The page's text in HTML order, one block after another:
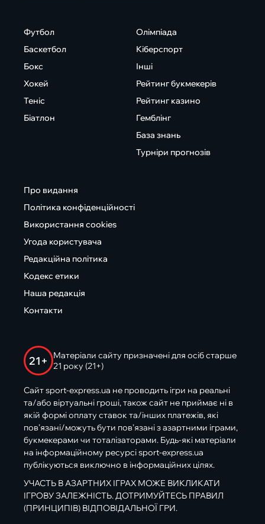
Футбол
Баскетбол
Бокс
Хокей
Теніс
Біатлон
Олімпіада
Кіберспорт
Інші
Рейтинг букмекерів
Рейтинг казино
Гемблінг
База знань
Турніри прогнозів
Про видання
Політика конфіденційності
Використання cookies
Угода користувача
Редакційна політика
Кодекс етики
Наша редакція
Контакти
21+
Матеріали сайту призначені для осіб старше
21 року (21+)
Сайт sport-express.ua не проводить ігри на реальні
та/або віртуальні гроші, також сайт не приймає ні в
якій формі оплату ставок та/інших платежів, які
пов’язані/можуть бути пов’язані з азартними іграми,
букмекерами чи тоталізаторами. Будь-які матеріали
на інформаційному ресурсі sport-express.ua
публікуються виключно в інформаційних цілях.
УЧАСТЬ В АЗАРТНИХ ІГРАХ МОЖЕ ВИКЛИКАТИ
ІГРОВУ ЗАЛЕЖНІСТЬ. ДОТРИМУЙТЕСЬ ПРАВИЛ
(ПРИНЦИПІВ) ВІДПОВІДАЛЬНОЇ ГРИ.